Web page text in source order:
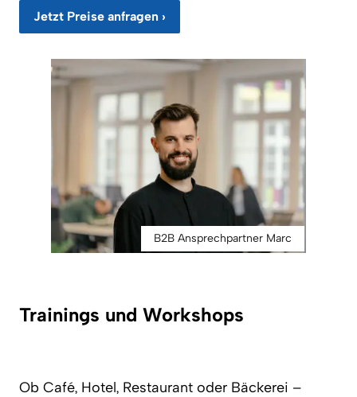
Jetzt Preise anfragen ›
B2B Ansprechpartner Marc
Trainings und Workshops
Ob Café, Hotel, Restaurant oder Bäckerei –